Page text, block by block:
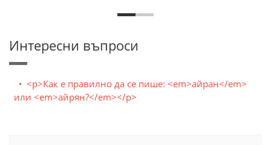
Интересни въпроси
<p>Как е правилно да се пише: <em>айран</em>
или <em>айрян?</em></p>